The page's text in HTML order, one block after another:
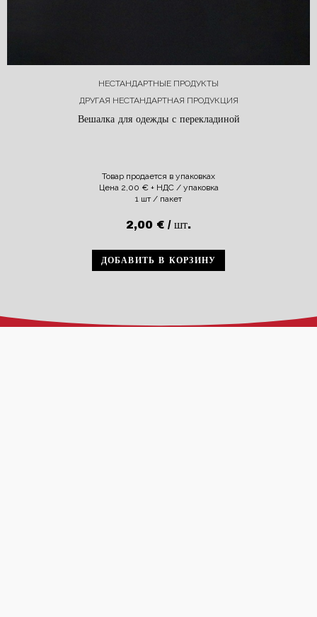
НЕСТАНДАРТНЫЕ ПРОДУКТЫ
ДРУГАЯ НЕСТАНДАРТНАЯ ПРОДУКЦИЯ
Вешалка для одежды с перекладиной
Товар продается в упаковках
Цена 2,00 €+ НДС / упаковка
1 шт / пакет
2,00 € / шт.
ДОБАВИТЬ В КОРЗИНУ